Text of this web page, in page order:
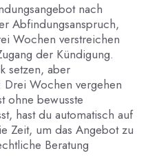
nach
Abfindungsanspruch,
Wochen verstreichen
der Kündigung.
setzen, aber
Drei Wochen vergehen
ohne bewusste
hast du automatisch auf
Zeit, um das Angebot zu
Beratung